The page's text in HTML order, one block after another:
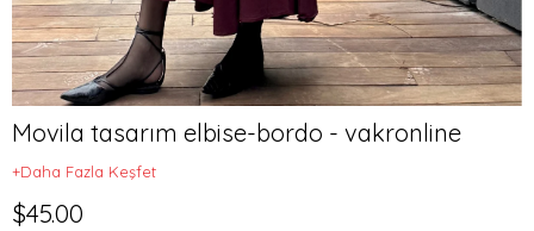
Movila tasarım elbise-bordo - vakronline
+Daha Fazla Keşfet
$45.00